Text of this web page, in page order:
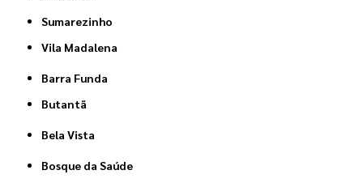
Sumarezinho
Vila Madalena
Barra Funda
Butantã
Bela Vista
Bosque da Saúde